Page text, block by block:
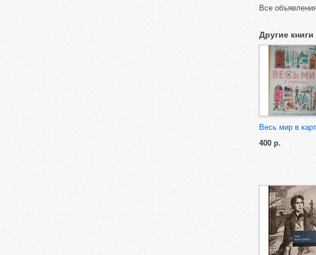
Все
Другие
Весь мир в
400 р.